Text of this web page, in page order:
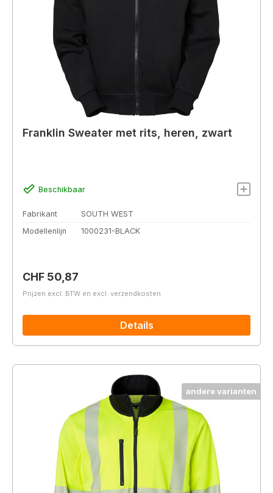
Franklin Sweater met rits, heren, zwart
Beschikbaar
Fabrikant
SOUTH WEST
Modellenlijn
1000231-BLACK
Normale prijs:
CHF 50,87
Prijzen excl. BTW en excl. verzendkosten
Details
andere varianten